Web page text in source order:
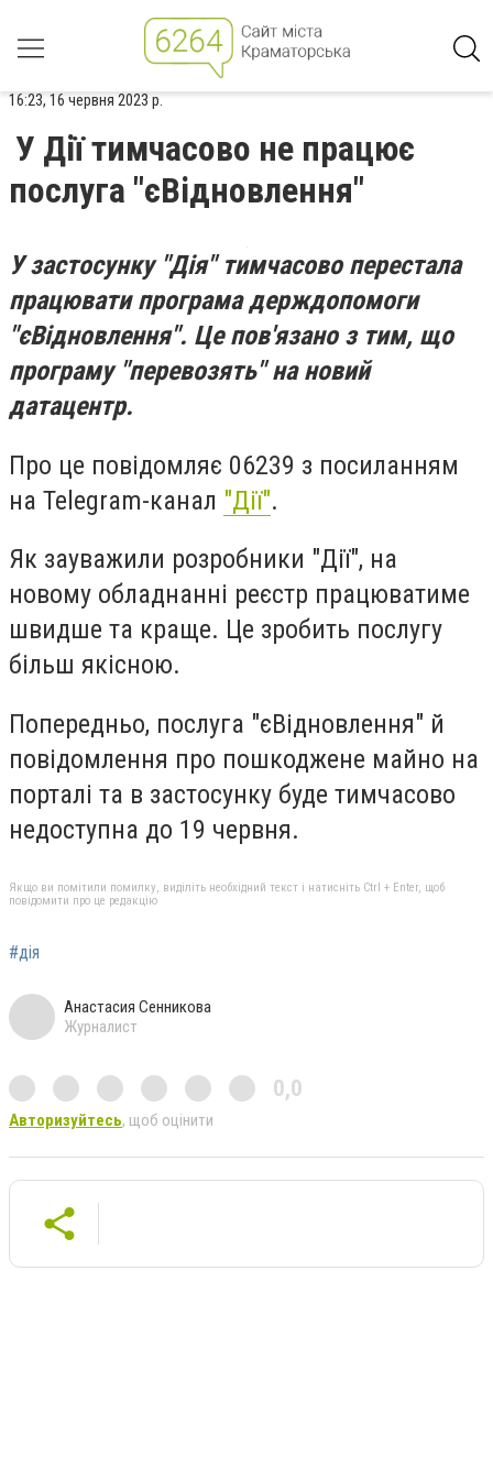
16:23, 16 червня 2023 р.
У Дії тимчасово не працює
послуга "єВідновлення"
У застосунку "Дія" тимчасово перестала
працювати програма держдопомоги
"єВідновлення". Це пов'язано з тим, що
програму "перевозять" на новий
датацентр.
Про це повідомляє 06239 з посиланням
на Telegram-канал "Дії".
Як зауважили розробники "Дії", на
новому обладнанні реєстр працюватиме
швидше та краще. Це зробить послугу
більш якісною.
Попередньо, послуга "єВідновлення" й
повідомлення про пошкоджене майно на
порталі та в застосунку буде тимчасово
недоступна до 19 червня.
Якщо ви помітили помилку, виділіть необхідний текст і натисніть Ctrl + Enter, щоб
повідомити про це редакцію
#дія
Анастасия Сенникова
Журналист
0,0
Авторизуйтесь, щоб оцінити